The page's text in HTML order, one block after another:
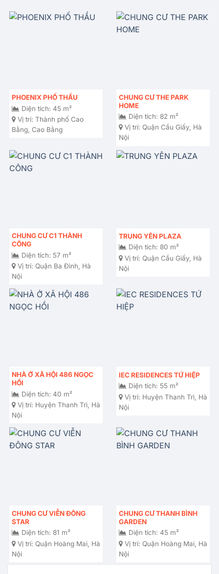
PHOENIX PHỐ THẦU
Diện tích: 45 m²
Vị trí: Thành phố Cao
Bằng, Cao Bằng
CHUNG CƯ THE PARK
HOME
Diện tích: 82 m²
Vị trí: Quận Cầu Giấy, Hà
Nội
CHUNG CƯ C1 THÀNH
CÔNG
Diện tích: 57 m²
Vị trí: Quận Ba Đình, Hà
Nội
TRUNG YÊN PLAZA
Diện tích: 80 m²
Vị trí: Quận Cầu Giấy, Hà
Nội
NHÀ Ở XÃ HỘI 486 NGỌC
HỒI
Diện tích: 40 m²
Vị trí: Huyện Thanh Trì, Hà
Nội
IEC RESIDENCES TỨ HIỆP
Diện tích: 55 m²
Vị trí: Huyện Thanh Trì, Hà
Nội
CHUNG CƯ VIỄN ĐÔNG
STAR
Diện tích: 81 m²
Vị trí: Quận Hoàng Mai, Hà
Nội
CHUNG CƯ THANH BÌNH
GARDEN
Diện tích: 45 m²
Vị trí: Quận Hoàng Mai, Hà
Nội